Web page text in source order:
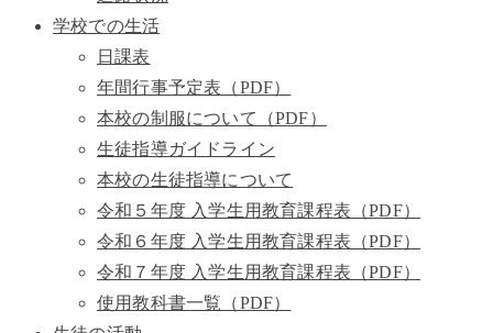
学校での生活
日課表
年間行事予定表（PDF）
本校の制服について（PDF）
生徒指導ガイドライン
本校の生徒指導について
令和５年度 入学生用教育課程表（PDF）
令和６年度 入学生用教育課程表（PDF）
令和７年度 入学生用教育課程表（PDF）
使用教科書一覧（PDF）